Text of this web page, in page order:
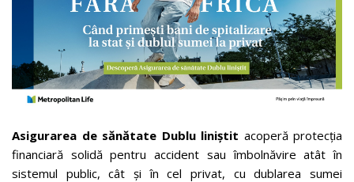
Asigurarea de sănătate Dublu liniștit acoperă protecția
financiară solidă pentru accident sau îmbolnăvire atât în
sistemul public, cât și în cel privat, cu dublarea sumei